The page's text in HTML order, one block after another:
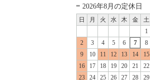
2026年8月の定休日
日 月 火 水 木 金
土
1
2
3 4 5 6 7
8
9
10 11 12 13 14
15
16
17 18 19 20 21
22
23
24 25 26 27 28 29